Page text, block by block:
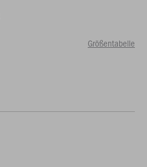
Größentabelle